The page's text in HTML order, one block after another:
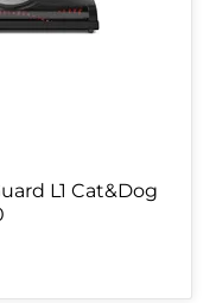
L1 Cat&Dog